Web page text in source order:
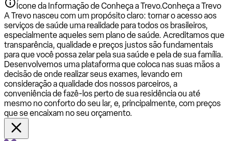
Ícone da Informação de Conheça a Trevo.Conheça a Trevo
A Trevo nasceu com um propósito claro: tornar o acesso aos
serviços de saúde uma realidade para todos os brasileiros,
especialmente aqueles sem plano de saúde. Acreditamos que
transparência, qualidade e preços justos são fundamentais
para que você possa zelar pela sua saúde e pela de sua família.
Desenvolvemos uma plataforma que coloca nas suas mãos a
decisão de onde realizar seus exames, levando em
consideração a qualidade dos nossos parceiros, a
conveniência de fazê-los perto de sua residência ou até
mesmo no conforto do seu lar, e, principalmente, com preços
que se encaixam no seu orçamento.